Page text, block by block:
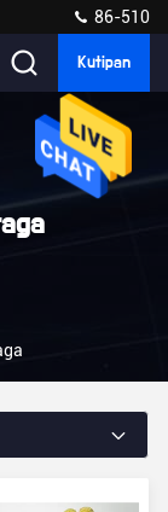
86-510
Kutipan